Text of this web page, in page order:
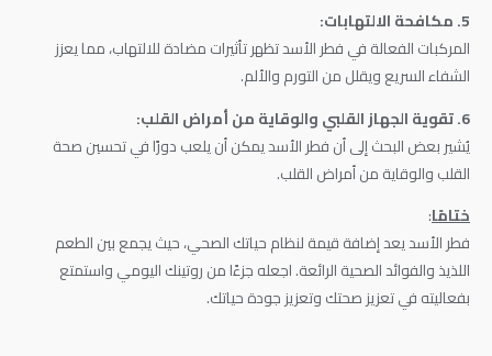
5. مكافحة الالتهابات:
المركبات الفعالة في فطر الأسد تظهر تأثيرات مضادة للالتهاب، مما يعزز
الشفاء السريع ويقلل من التورم والألم.
6. تقوية الجهاز القلبي والوقاية من أمراض القلب:
يُشير بعض البحث إلى أن فطر الأسد يمكن أن يلعب دورًا في تحسين صحة
القلب والوقاية من أمراض القلب.
ختامًا:
فطر الأسد يعد إضافة قيمة لنظام حياتك الصحي، حيث يجمع بين الطعم
اللذيذ والفوائد الصحية الرائعة. اجعله جزءًا من روتينك اليومي واستمتع
بفعاليته في تعزيز صحتك وتعزيز جودة حياتك.